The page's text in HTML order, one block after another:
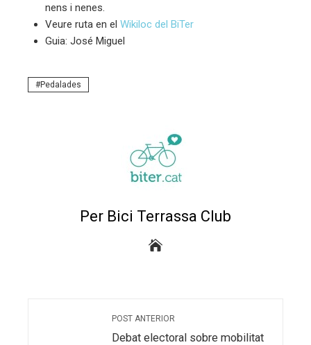
nens i nenes.
Veure ruta en el Wikiloc del BiTer
Guia: José Miguel
Pedalades
Per Bici Terrassa Club
POST ANTERIOR
Debat electoral sobre mobilitat